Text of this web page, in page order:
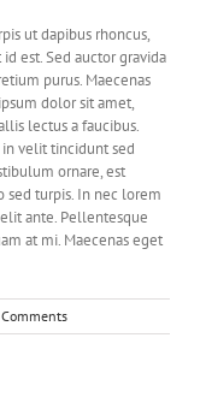
ut dapibus rhoncus,
est. Sed auctor gravida
purus. Maecenas
dolor sit amet,
lectus a faucibus.
in velit tincidunt sed
ornare, est
sed turpis. In nec lorem
ante. Pellentesque
at mi. Maecenas eget